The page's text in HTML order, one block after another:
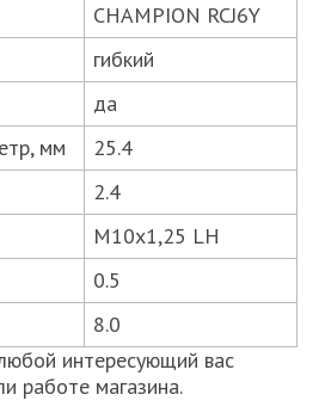
CHAMPION RCJ6Y
гибкий
да
мм
25.4
2.4
М10х1,25 LH
0.5
8.0
интересующий вас
работе магазина.